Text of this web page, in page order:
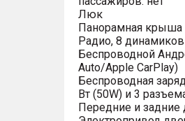
Люк
Панорамная крыша
Радио, 8 динамиков
Беспроводной
Auto/Apple CarPlay)
Беспроводная
Вт (50W) и 3
Передние и задние